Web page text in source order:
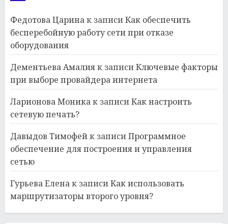
Федотова Царинак записиКак обеспечить
бесперебойную работу сети при отказе
оборудования
Дементьева Амалияк записиКлючевые факторы
при выборе провайдера интернета
Ларионова Моникак записиКак настроить
сетевую печать?
Давыдов Тимофейк записиПрограммное
обеспечение для построения и управления
сетью
Гурьева Еленак записиКак использовать
маршрутизаторы второго уровня?